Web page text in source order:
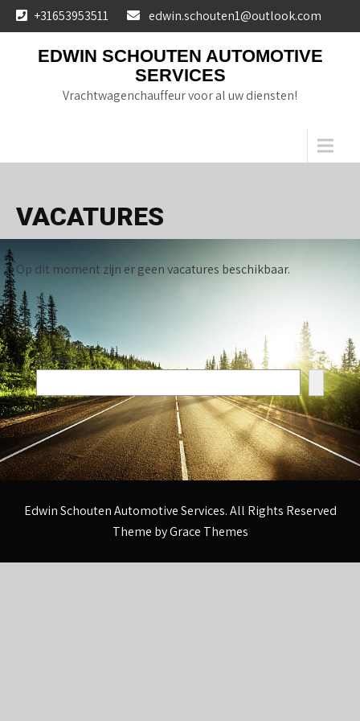
Skip
to
content
+31653953511 edwin.schouten1@outlook.com
EDWIN SCHOUTEN AUTOMOTIVE
SERVICES
Vrachtwagenchauffeur voor al uw diensten!
VACATURES
Op dit moment zijn er geen vacatures beschikbaar.
Zoeken
Edwin Schouten Automotive Services. All Rights Reserved
Theme by Grace Themes